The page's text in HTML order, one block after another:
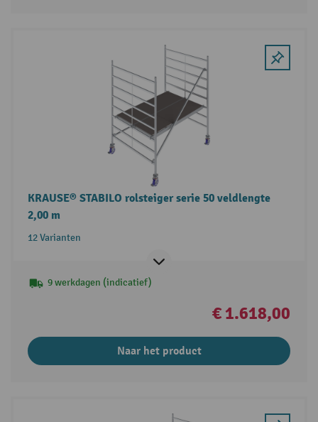
KRAUSE® STABILO rolsteiger serie 50 veldlengte
2,00 m
12 Varianten
9 werkdagen (indicatief)
€ 1.618,00
Naar het product